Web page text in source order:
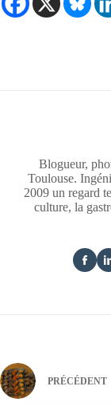
Blogueur,
Toulouse.
2009 un regard
culture, la
PRÉCÉDENT